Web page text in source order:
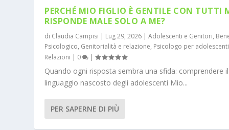
PERCHÉ MIO FIGLIO È GENTILE CON TUTTI
RISPONDE MALE SOLO A ME?
di Claudia Campisi Lug 29, 2026 |Adolescenti e Genitori,
Psicologico, Genitorialità e relazione, Psicologo per adolescenti
Relazioni
0 |
Quando ogni risposta sembra una sfida: comprendere il
linguaggio nascosto degli adolescenti Mio...
PER SAPERNE DI PIÙ